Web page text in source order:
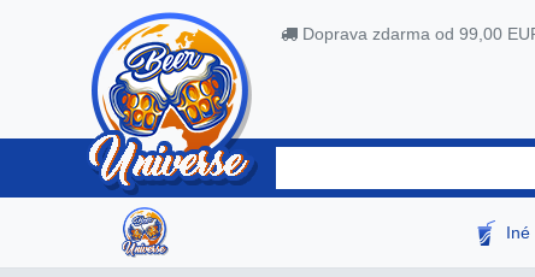
Doprava zdarma od 99,00
Iné